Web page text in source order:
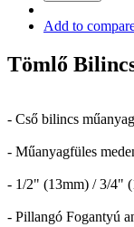
Add to
Tömlő
- Cső bilincs
- Műanyagfüles
- 1/2" (13mm) / 3/4"
- Pillangó Fogantyú